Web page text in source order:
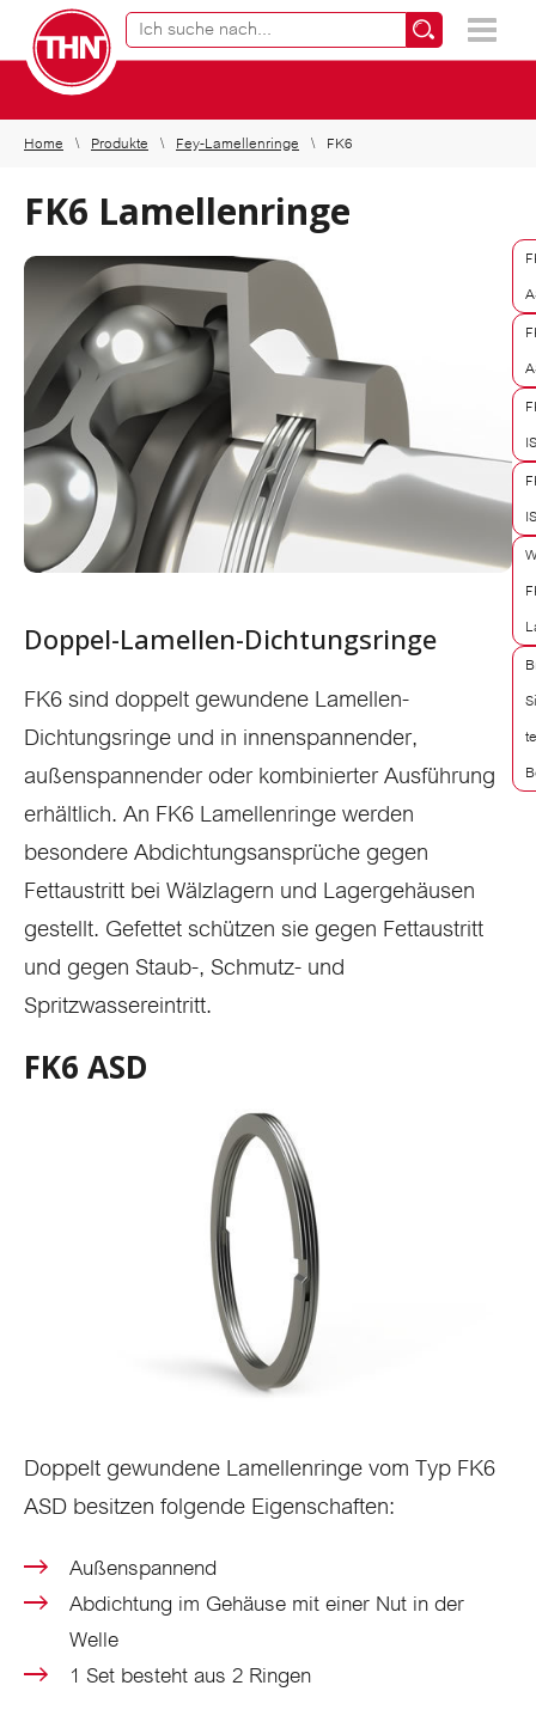
Home Produkte Fey-Lamellenringe FK6
FK6 Lamellenringe
Doppel-Lamellen-Dichtungsringe
FK6 sind doppelt gewundene Lamellen-
Dichtungsringe und in innenspannender,
außenspannender oder kombinierter Ausführung
erhältlich. An FK6 Lamellenringe werden
besondere Abdichtungsansprüche gegen
Fettaustritt bei Wälzlagern und Lagergehäusen
gestellt. Gefettet schützen sie gegen Fettaustritt
und gegen Staub-, Schmutz- und
Spritzwassereintritt.
FK6 ASD
Doppelt gewundene Lamellenringe vom Typ FK6
ASD besitzen folgende Eigenschaften:
Außenspannend
Abdichtung im Gehäuse mit einer Nut in der
Welle
1 Set besteht aus 2 Ringen
×
Online Produktfinder